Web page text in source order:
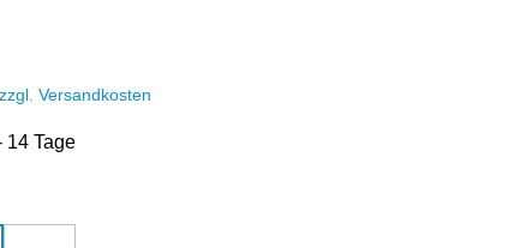
Versandkosten
14 Tage